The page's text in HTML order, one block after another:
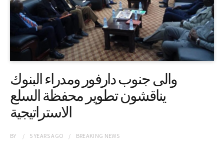
والى جنوب دارفور ومدراء البنوك
يناقشون تطوير محفظة السلع
الاستراتيجية
BY 5 YEARSAGO BREAKING NEWS